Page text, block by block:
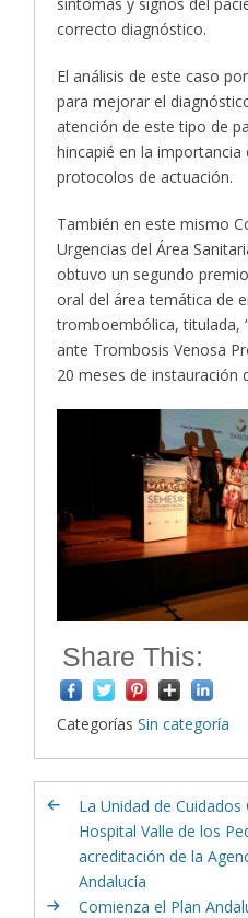
síntomas y signos del
correcto diagnóstico.
El análisis de este caso
para mejorar el
atención de este tipo de
hincapié en la importancia
protocolos de actuación.
También en este mismo
Urgencias del Área
obtuvo un segundo
oral del área temática de
tromboembólica, titulada,
ante Trombosis Venosa
20 meses de instauración
Share This:
Categorías Sin categoría
La Unidad de
Hospital Valle de los
acreditación de la
Andalucía
Comienza el Plan